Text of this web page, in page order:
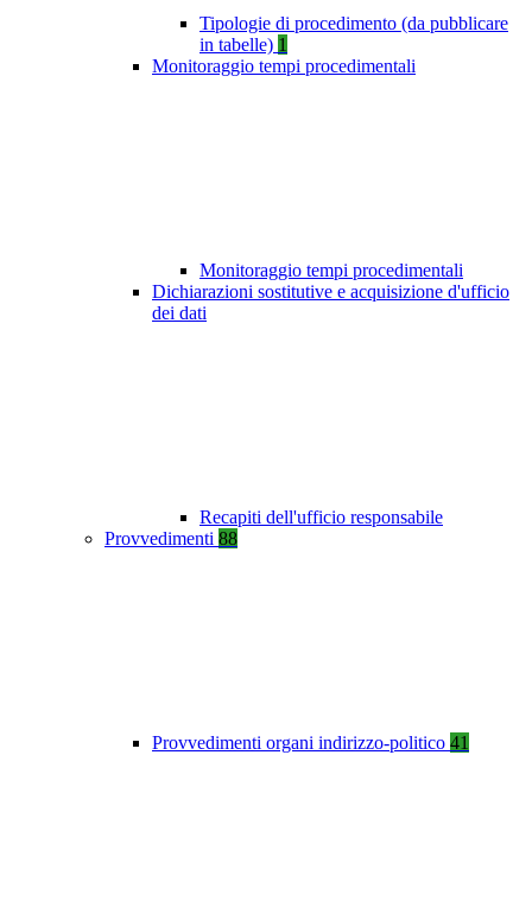
Tipologie di procedimento (da pubblicare
in tabelle) 1
Monitoraggio tempi procedimentali
Monitoraggio tempi procedimentali
Dichiarazioni sostitutive e acquisizione d'ufficio
dei dati
Recapiti dell'ufficio responsabile
Provvedimenti 88
Provvedimenti organi indirizzo-politico 41